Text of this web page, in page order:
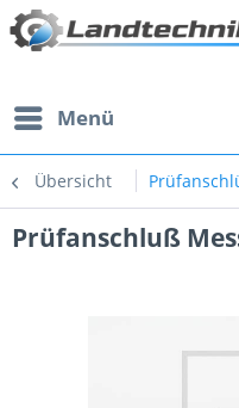
Menü
Übersicht
Prüfanschluß